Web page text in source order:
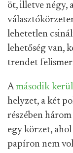
öt, illetve négy,
lehetetlen
lehetőség van,
trendet
Amásodik
helyzet, a két
részében
egy körzet,
papíron nem